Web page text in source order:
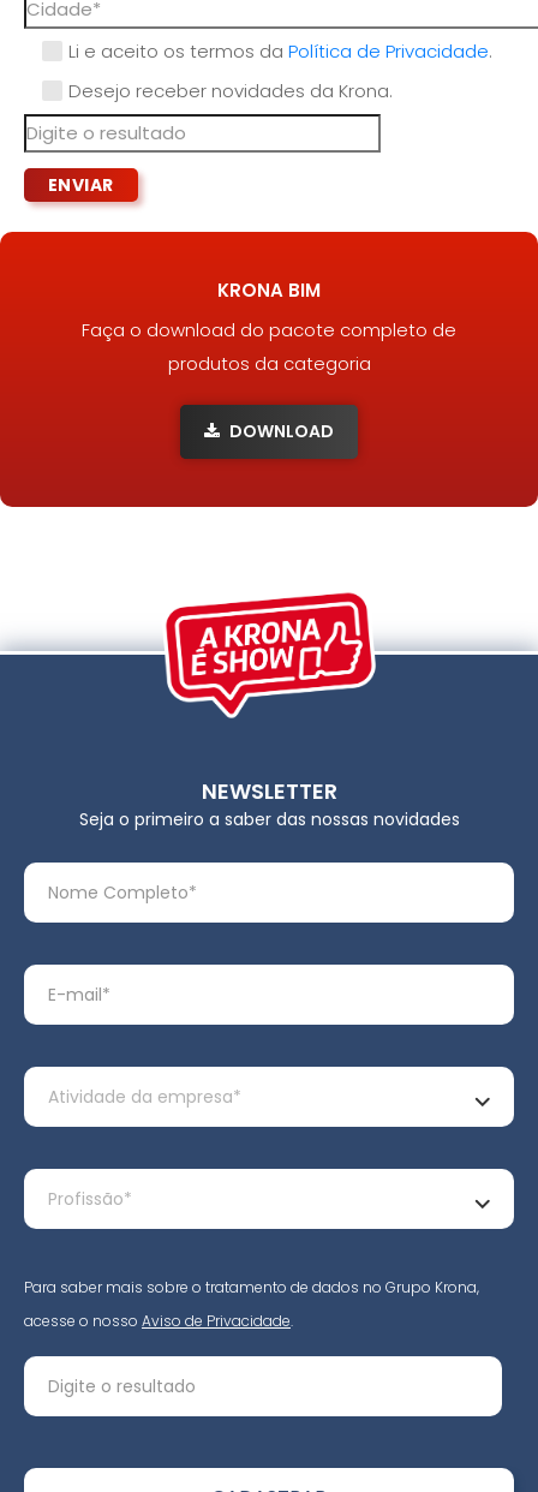
Li e aceito os termos da Política de Privacidade.
Desejo receber novidades da Krona.
KRONA BIM
Faça o download do pacote completo de
produtos da categoria
DOWNLOAD
NEWSLETTER
Seja o primeiro a saber das nossas novidades
Para saber mais sobre o tratamento de dados no Grupo Krona,
acesse o nosso Aviso de Privacidade.